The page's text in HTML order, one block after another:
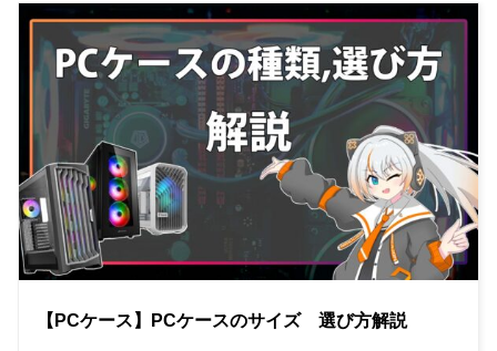
【PCケース】PCケースのサイズ 選び方解説